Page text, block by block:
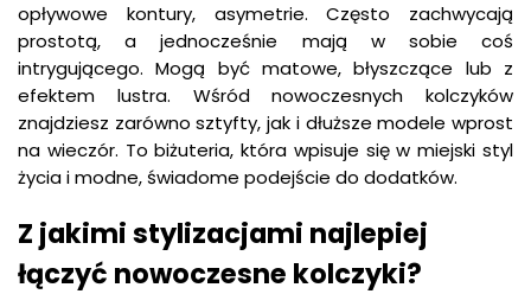
opływowe kontury, asymetrie. Często zachwycają
prostotą, a jednocześnie mają w sobie coś
intrygującego. Mogą być matowe, błyszczące lub z
efektem lustra. Wśród nowoczesnych kolczyków
znajdziesz zarówno sztyfty, jak i dłuższe modele wprost
na wieczór. To biżuteria, która wpisuje się w miejski styl
życia i modne, świadome podejście do dodatków.
Z jakimi stylizacjami najlepiej
łączyć nowoczesne kolczyki?